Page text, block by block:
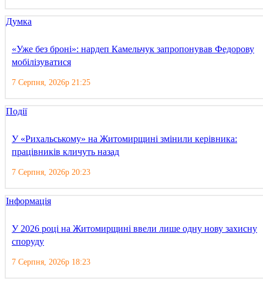
Думка
«Уже без броні»: нардеп Камельчук запропонував Федорову
мобілізуватися
7 Серпня, 2026р 21:25
Події
У «Рихальському» на Житомирщині змінили керівника:
працівників кличуть назад
7 Серпня, 2026р 20:23
Інформація
У 2026 році на Житомирщині ввели лише одну нову захисну
споруду
7 Серпня, 2026р 18:23